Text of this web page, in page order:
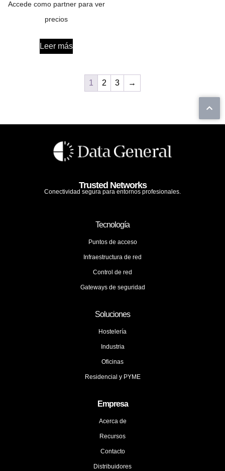
Accede como partner para ver
precios
Leer más
1 2 3 →
Trusted Networks
Conectividad segura para entornos profesionales.
Tecnología
Puntos de acceso
Infraestructura de red
Control de red
Gateways de seguridad
Soluciones
Hostelería
Industria
Oficinas
Residencial y PYME
Empresa
Acerca de
Recursos
Contacto
Distribuidores